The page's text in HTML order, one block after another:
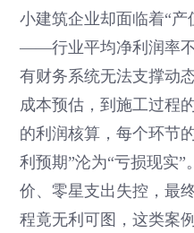
小建筑企业却面临着“
——行业平均净利润率
有财务系统无法支撑动
成本预估，到施工过程
的利润核算，每个环节
利预期”沦为“亏损现实
价、零星支出失控，最
程竟无利可图，这类案